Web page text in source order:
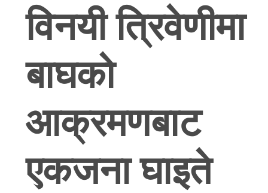
विनयी त्रिवेणीमा
बाघको
आक्रमणबाट
एकजना घाइते